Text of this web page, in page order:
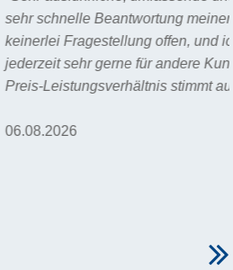
meiner Steuer-Anfrage. Es blieb
und ich würde Herrn Wegner
Kunden empfehlen! Das
stimmt auch genau. "